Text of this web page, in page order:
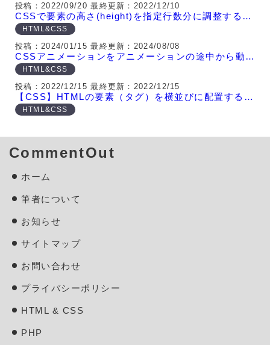
投稿：2022/09/20最終更新：2022/12/10
CSSで要素の高さ(height)を指定行数分に調整する方法
HTML&CSS
投稿：2024/01/15最終更新：2024/08/08
CSSアニメーションをアニメーションの途中から動かす方法
HTML&CSS
投稿：2022/12/15最終更新：2022/12/15
【CSS】HTMLの要素（タグ）を横並びに配置する方法
HTML&CSS
CommentOut
ホーム
筆者について
お知らせ
サイトマップ
お問い合わせ
プライバシーポリシー
HTML & CSS
PHP